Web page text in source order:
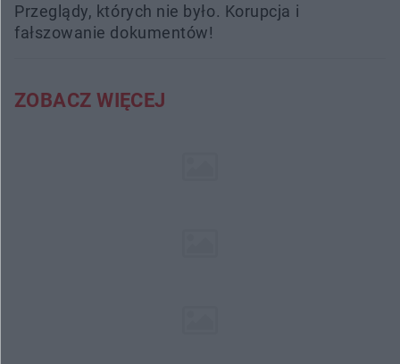
Przeglądy, których nie było. Korupcja i
fałszowanie dokumentów!
ZOBACZ WIĘCEJ